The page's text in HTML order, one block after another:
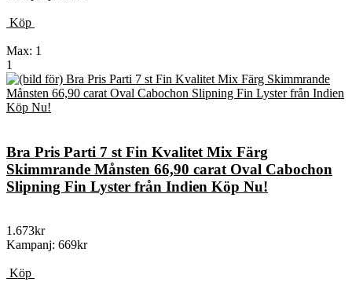
Köp
Max: 1
1
Bra Pris Parti 7 st Fin Kvalitet Mix Färg
Skimmrande Månsten 66,90 carat Oval Cabochon
Slipning Fin Lyster från Indien Köp Nu!
1.673kr
Kampanj: 669kr
Köp